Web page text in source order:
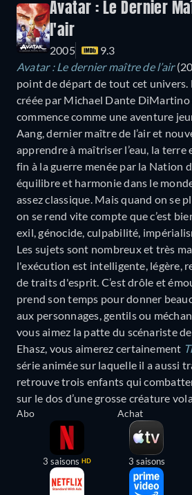
Avatar : Le Dernier
l'air
2005
9.3
Avatar : Le dernier maître de l’air
point de départ de tout cet univers.
créée par Michael Dante
commence comme une aventure
Aang, dernier maître de l’air et
apprendre à maîtriser l’eau, la
fin à la guerre menée par la Nation
équilibre et harmonie dans le
assez classique. Mais quand on se
on se rend vite compte que c’est
exil, génocide, culpabilité,
Les sujets sont nombreux et très
l'exécution est intelligente, légère,
de traits d'esprit. C’est drôle et
prend son temps pour donner
aux personnages, gentils ou
vous aimez la patte du scénariste
Ehasz, vous aimerez certainement
série animée sur laquelle il a aussi
retrouve trois enfants qui
sur le dos d’une grosse créature
Abo
3 saisons HD
Achat
3 saisons